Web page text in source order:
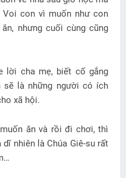
con vì muốn như con
nhưng cuối cùng cũng
lời cha mẹ, biết cố gắng
sẽ là những người có ích
xã hội.
ăn và rồi đi chơi, thì
nhiên là Chúa Giê-su rất